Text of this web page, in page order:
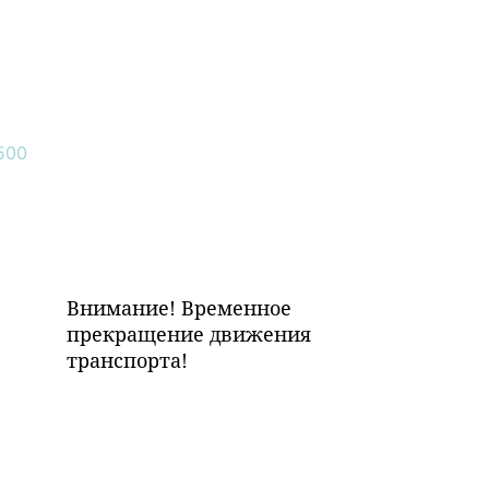
Внимание! Временное
прекращение движения
транспорта!